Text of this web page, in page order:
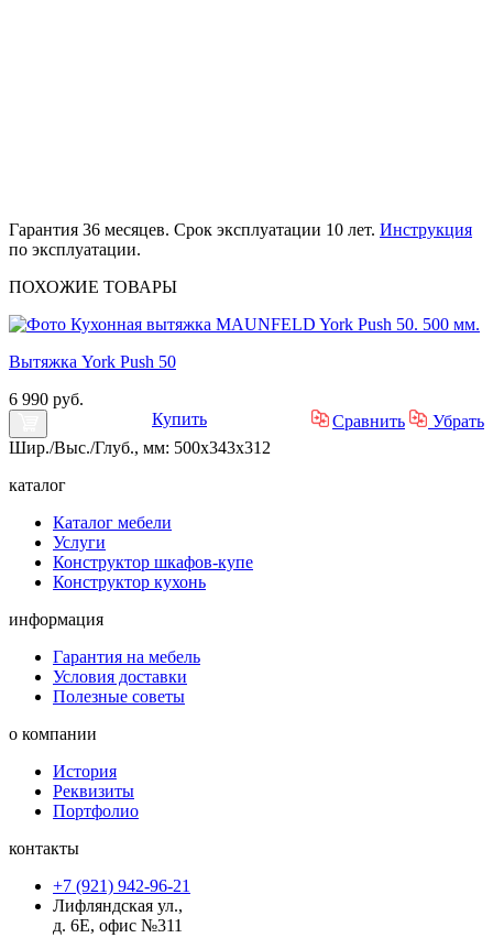
Гарантия 36 месяцев. Срок эксплуатации 10 лет. Инструкция
по эксплуатации.
ПОХОЖИЕ ТОВАРЫ
Вытяжка York Push 50
6 990 руб.
Купить
Сравнить
Убрать
Шир./Выс./Глуб., мм: 500x343x312
каталог
Каталог мебели
Услуги
Конструктор шкафов-купе
Конструктор кухонь
информация
Гарантия на мебель
Условия доставки
Полезные советы
о компании
История
Реквизиты
Портфолио
контакты
+7 (921) 942-96-21
Лифляндская ул.,
д. 6Е, офис №311